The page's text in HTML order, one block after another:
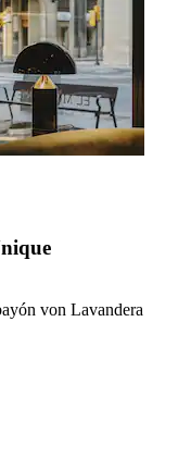
von Lavandera